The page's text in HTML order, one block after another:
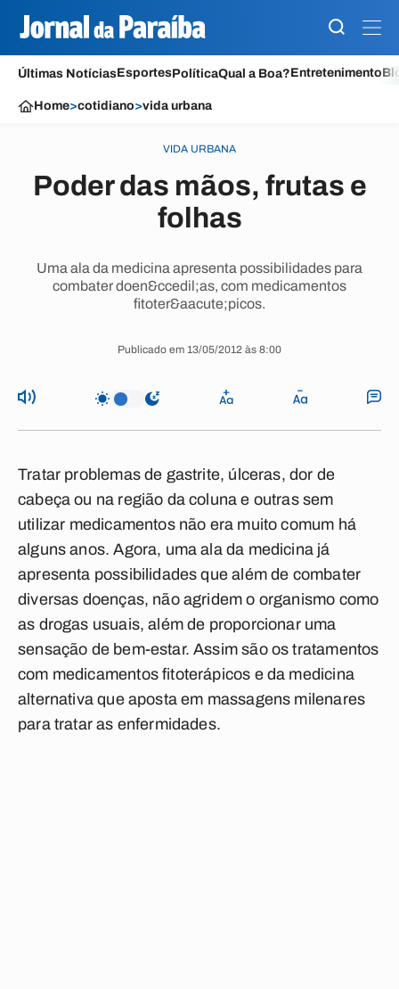
Últimas NotíciasEsportesPolíticaQual a Boa?Entretenimento
Home>cotidiano>vida urbana
VIDA URBANA
Poder das mãos, frutas e
folhas
Uma ala da medicina apresenta possibilidades para
combater doen&ccedil;as, com medicamentos
fitoter&aacute;picos.
Publicado em 13/05/2012 às 8:00
Tratar problemas de gastrite, úlceras, dor de
cabeça ou na região da coluna e outras sem
utilizar medicamentos não era muito comum há
alguns anos. Agora, uma ala da medicina já
apresenta possibilidades que além de combater
diversas doenças, não agridem o organismo como
as drogas usuais, além de proporcionar uma
sensação de bem-estar. Assim são os tratamentos
com medicamentos fitoterápicos e da medicina
alternativa que aposta em massagens milenares
para tratar as enfermidades.